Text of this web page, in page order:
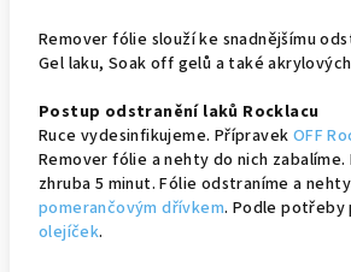
Remover fólie slouží ke snadnějšímu
Gel laku, Soak off gelů a také
Postup odstranění laků Rocklacu
Ruce vydesinfikujeme. Přípravek OFF
Remover fólie a nehty do nich
zhruba 5 minut. Fólie odstraníme a
pomerančovým dřívkem. Podle
olejíček.